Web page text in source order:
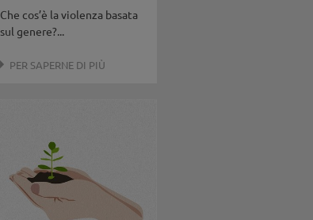
Che cos’è la violenza basata
sul genere?...
PER SAPERNE DI PIÙ